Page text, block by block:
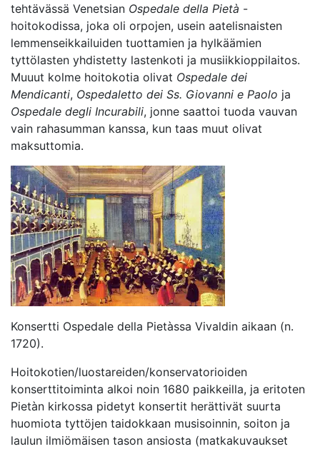
tehtävässä Venetsian Ospedale della Pietà -
hoitokodissa, joka oli orpojen, usein aatelisnaisten
lemmenseikkailuiden tuottamien ja hylkäämien
tyttölasten yhdistetty lastenkoti ja musiikkioppilaitos.
Muuut kolme hoitokotia olivat Ospedale dei
Mendicanti, Ospedaletto dei Ss. Giovanni e Paolo ja
Ospedale degli Incurabili, jonne saattoi tuoda vauvan
vain rahasumman kanssa, kun taas muut olivat
maksuttomia.
Konsertti Ospedale della Pietàssa Vivaldin aikaan (n.
1720).
Hoitokotien/luostareiden/konservatorioiden
konserttitoiminta alkoi noin 1680 paikkeilla, ja eritoten
Pietàn kirkossa pidetyt konsertit herättivät suurta
huomiota tyttöjen taidokkaan musisoinnin, soiton ja
laulun ilmiömäisen tason ansiosta (matkakuvaukset